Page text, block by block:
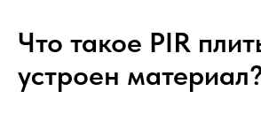
Что такое PIR
устроен